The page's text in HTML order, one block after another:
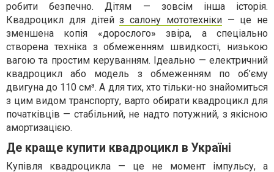
робити безпечно. Дітям — зовсім інша історія.
Квадроцикл для дітейз салону мототехніки— це не
зменшена копія «дорослого» звіра, а спеціально
створена техніка з обмеженням швидкості, низькою
вагою та простим керуванням. Ідеально — електричний
квадроцикл або модель з обмеженням по об’єму
двигуна до 110 см³. А для тих, хто тільки-но знайомиться
з цим видом транспорту, варто обирати квадроцикл для
початківців — стабільний, не надто потужний, з якісною
амортизацією.
Де краще купити квадроцикл в Україні
Купівля квадроцикла — це не момент імпульсу, а